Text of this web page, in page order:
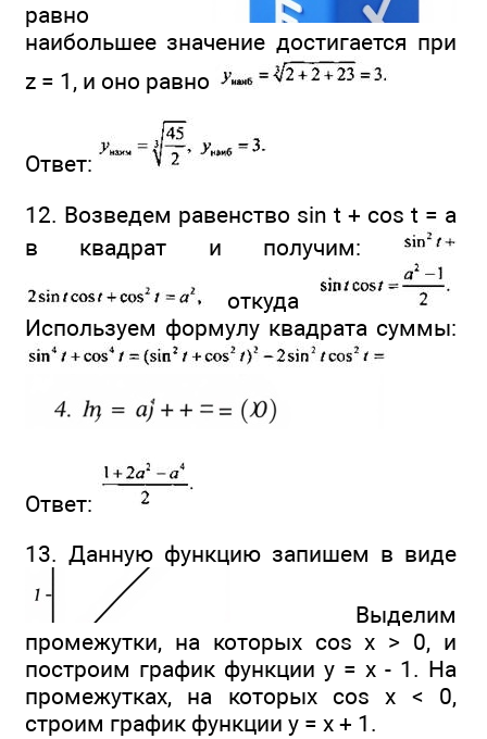
равно
наибольшее значение достигается при
z = 1, и оно равно
Ответ:
12. Возведем равенство sin t + cos t = а
в квадрат и получим:
откуда
Используем формулу квадрата суммы:
Ответ:
13. Данную функцию запишем в виде
Выделим
промежутки, на которых cos х > 0, и
построим график функции у = х - 1. На
промежутках, на которых cos х < 0,
строим график функции у = х + 1.